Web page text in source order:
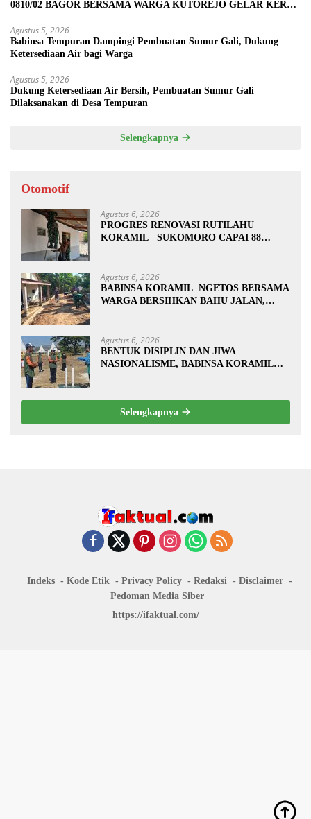
0810/02 BAGOR BERSAMA WARGA KUTOREJO GELAR KERJA
Agustus 5, 2026
Babinsa Tempuran Dampingi Pembuatan Sumur Gali, Dukung
Ketersediaan Air bagi Warga
Agustus 5, 2026
Dukung Ketersediaan Air Bersih, Pembuatan Sumur Gali
Dilaksanakan di Desa Tempuran
Selengkapnya
Otomotif
Agustus 6, 2026
PROGRES RENOVASI RUTILAHU
KORAMIL SUKOMORO CAPAI 88
Agustus 6, 2026
BABINSA KORAMIL NGETOS BERSAMA
WARGA BERSIHKAN BAHU JALAN,
Agustus 6, 2026
BENTUK DISIPLIN DAN JIWA
NASIONALISME, BABINSA KORAMIL
Selengkapnya
Indeks Kode Etik Privacy Policy Redaksi
Disclaimer
Pedoman Media Siber
https://ifaktual.com/